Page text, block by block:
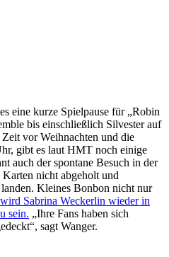
eine kurze Spielpause für „Robin
bis einschließlich Silvester auf
vor Weihnachten und die
gibt es laut HMT noch einige
auch der spontane Besuch in der
nicht abgeholt und
Kleines Bonbon nicht nur
Sabrina Weckerlin wieder in
sein. „Ihre Fans haben sich
sagt Wanger.